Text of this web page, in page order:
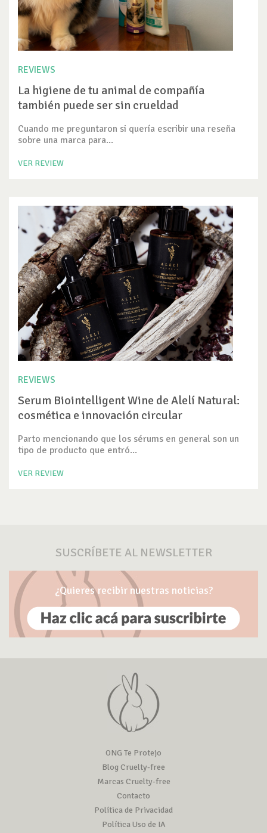
REVIEWS
La higiene de tu animal de compañía
también puede ser sin crueldad
Cuando me preguntaron si quería escribir una reseña
sobre una marca para...
VER REVIEW
REVIEWS
Serum Biointelligent Wine de Alelí Natural:
cosmética e innovación circular
Parto mencionando que los sérums en general son un
tipo de producto que entró...
VER REVIEW
SUSCRÍBETE AL NEWSLETTER
¿Quieres recibir nuestras noticias?
ONG Te Protejo
Blog Cruelty-free
Marcas Cruelty-free
Contacto
Política de Privacidad
Política Uso de IA